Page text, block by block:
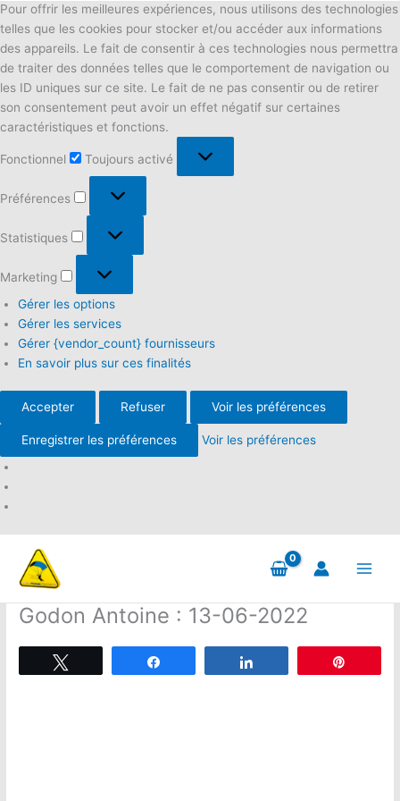
Pour offrir les meilleures expériences, nous utilisons des technologies
telles que les cookies pour stocker et/ou accéder aux informations
des appareils. Le fait de consentir à ces technologies nous permettra
de traiter des données telles que le comportement de navigation ou
les ID uniques sur ce site. Le fait de ne pas consentir ou de retirer
son consentement peut avoir un effet négatif sur certaines
caractéristiques et fonctions.
Fonctionnel
Toujours activé
Préférences
Statistiques
Marketing
Gérer les options
Gérer les services
Gérer {vendor_count} fournisseurs
En savoir plus sur ces finalités
Accepter Refuser Voir les préférences
Enregistrer les préférences Voir les préférences
contenu
Godon Antoine : 13-06-2022